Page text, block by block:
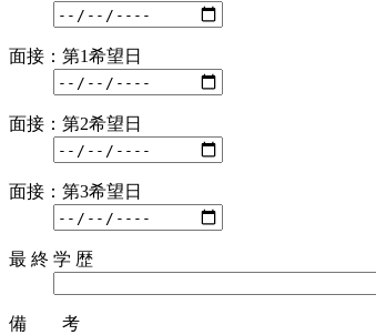
面接：第1希望日
面接：第2希望日
面接：第3希望日
最 終 学 歴
備 考